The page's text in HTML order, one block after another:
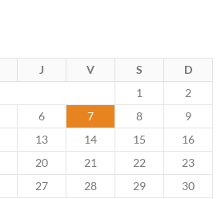
J V S
D
1
2
6 7 8
9
13 14 15
16
20 21 22
23
27 28 29
30